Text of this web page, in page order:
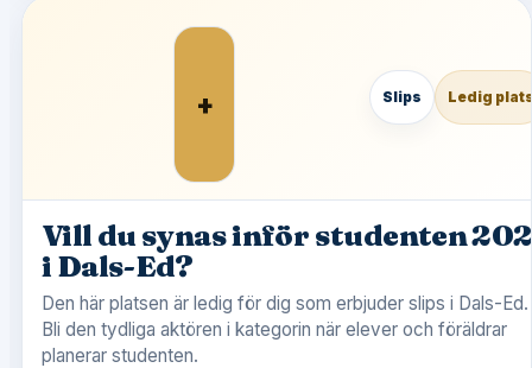
+ Slips Ledig
Vill du synas inför studenten
i Dals-Ed?
Den här platsen är ledig för dig som erbjuder slips i Dals-Ed.
Bli den tydliga aktören i kategorin när elever och föräldrar
planerar studenten.